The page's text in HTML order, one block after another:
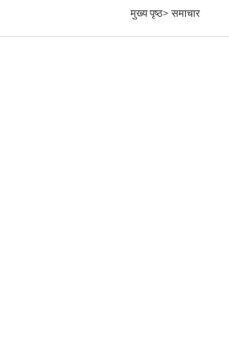
मुख्य पृष्ठ> समाचार